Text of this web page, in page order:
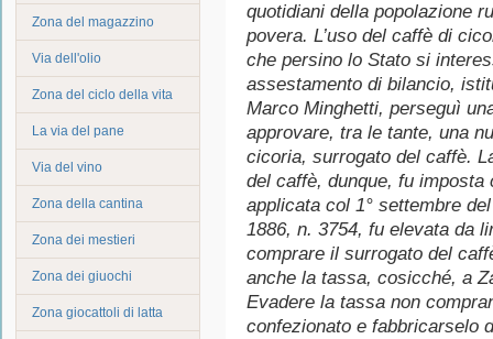
Zona del magazzino
Via dell'olio
Zona del ciclo della vita
La via del pane
Via del vino
Zona della cantina
Zona dei mestieri
Zona dei giuochi
Zona giocattoli di latta
quotidiani della popolazione
povera. L’uso del caffè di
che persino lo Stato si
assestamento di bilancio,
Marco Minghetti, perseguì
approvare, tra le tante, una
cicoria, surrogato del caffè.
del caffè, dunque, fu imposta
applicata col 1° settembre
1886, n. 3754, fu elevata da
comprare il surrogato del
anche la tassa, cosicché, a
Evadere la tassa non
confezionato e fabbricarselo